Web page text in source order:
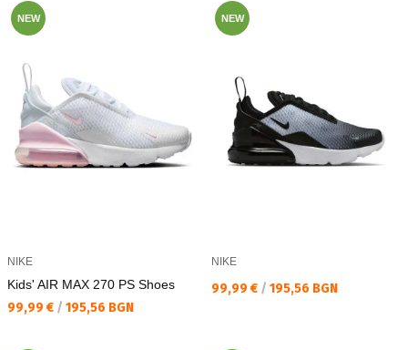
NEW
NIKE
Kids' AIR MAX 270 PS Shoes
Текуща цена:
99,99 € / 195,56 BGN
NEW
NIKE
Текуща цена:
99,99 € / 195,56 BGN